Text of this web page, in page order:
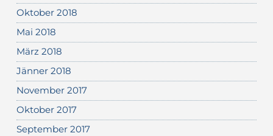
Oktober 2018
Mai 2018
März 2018
Jänner 2018
November 2017
Oktober 2017
September 2017